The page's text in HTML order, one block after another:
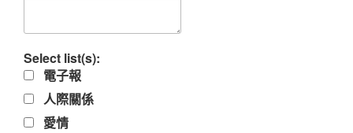
Select list(s):
電子報
人際關係
愛情